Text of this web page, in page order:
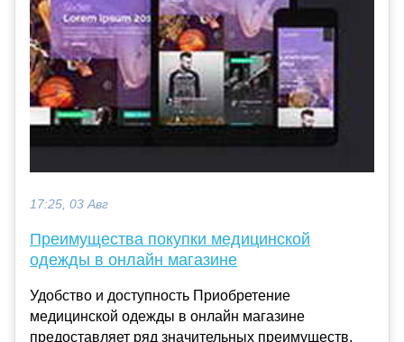
17:25, 03 Авг
Преимущества покупки медицинской
одежды в онлайн магазине
Удобство и доступность Приобретение
медицинской одежды в онлайн магазине
предоставляет ряд значительных преимуществ,